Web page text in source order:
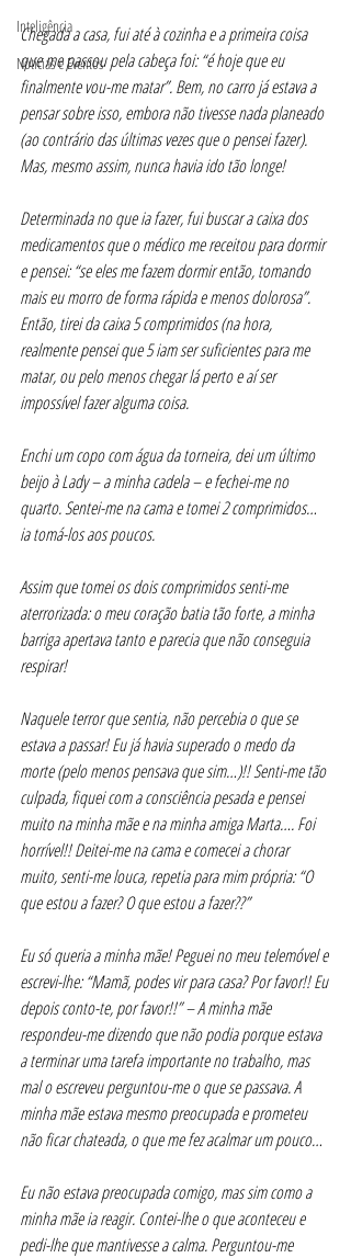
Inteligência
Notícias e Eventos
Chegada a casa, fui até à cozinha e a primeira coisa
que me passou pela cabeça foi: “é hoje que eu
finalmente vou-me matar”. Bem, no carro já estava a
pensar sobre isso, embora não tivesse nada planeado
(ao contrário das últimas vezes que o pensei fazer).
Mas, mesmo assim, nunca havia ido tão longe!
Determinada no que ia fazer, fui buscar a caixa dos
medicamentos que o médico me receitou para dormir
e pensei: “se eles me fazem dormir então, tomando
mais eu morro de forma rápida e menos dolorosa”.
Então, tirei da caixa 5 comprimidos (na hora,
realmente pensei que 5 iam ser suficientes para me
matar, ou pelo menos chegar lá perto e aí ser
impossível fazer alguma coisa.
Enchi um copo com água da torneira, dei um último
beijo à Lady – a minha cadela – e fechei-me no
quarto. Sentei-me na cama e tomei 2 comprimidos…
ia tomá-los aos poucos.
Assim que tomei os dois comprimidos senti-me
aterrorizada: o meu coração batia tão forte, a minha
barriga apertava tanto e parecia que não conseguia
respirar!
Naquele terror que sentia, não percebia o que se
estava a passar! Eu já havia superado o medo da
morte (pelo menos pensava que sim…)!! Senti-me tão
culpada, fiquei com a consciência pesada e pensei
muito na minha mãe e na minha amiga Marta…. Foi
horrível!! Deitei-me na cama e comecei a chorar
muito, senti-me louca, repetia para mim própria: “O
que estou a fazer? O que estou a fazer??”
Eu só queria a minha mãe! Peguei no meu telemóvel e
escrevi-lhe: “Mamã, podes vir para casa? Por favor!! Eu
depois conto-te, por favor!!” – A minha mãe
respondeu-me dizendo que não podia porque estava
a terminar uma tarefa importante no trabalho, mas
mal o escreveu perguntou-me o que se passava. A
minha mãe estava mesmo preocupada e prometeu
não ficar chateada, o que me fez acalmar um pouco…
Eu não estava preocupada comigo, mas sim como a
minha mãe ia reagir. Contei-lhe o que aconteceu e
pedi-lhe que mantivesse a calma. Perguntou-me